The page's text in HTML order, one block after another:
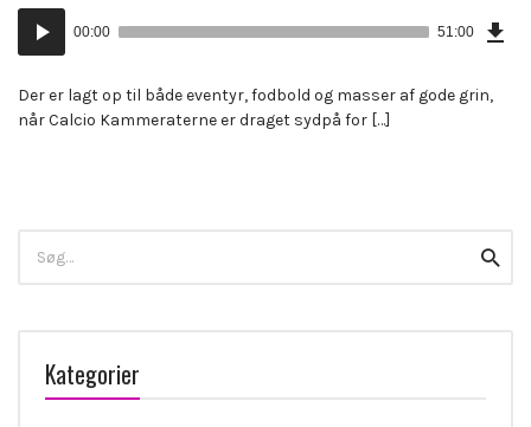
Lydafspiller
00:00 51:00
Der er lagt op til både eventyr, fodbold og masser af gode grin,
når Calcio Kammeraterne er draget sydpå for […]
for:
Kategorier